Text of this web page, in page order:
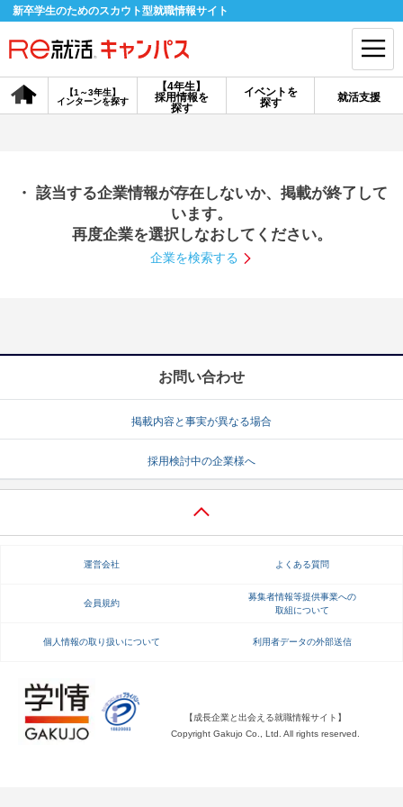
新卒学生のためのスカウト型就職情報サイト
【4年生】
採用情報を
探す
【1～3年生】
インターンを探す
イベントを
探す
就活支援
会員登録 ログイン
探す
【4年生】
説明会を探す
就活ノウハウ・サポート
就活ノウハウが満載！ お役立ち記事・相談室など
就活ニュースペーパー よくある質問
不明点があればこちら
・ 該当する企業情報が存在しないか、掲載が終了して
います。
再度企業を選択しなおしてください。
企業を検索する
お問い合わせ
掲載内容と事実が異なる場合
採用検討中の企業様へ
運営会社 よくある質問
会員規約
募集者情報等提供事業への
取組について
個人情報の取り扱いについて 利用者データの外部送信
【成長企業と出会える就職情報サイト】
Copyright Gakujo Co., Ltd. All rights reserved.